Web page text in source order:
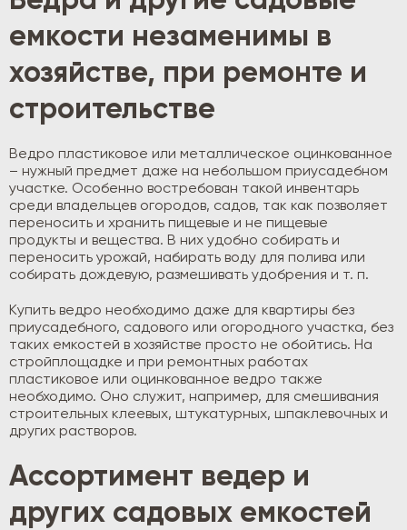
емкости незаменимы в
хозяйстве, при ремонте и
строительстве
Ведро пластиковое или металлическое оцинкованное
– нужный предмет даже на небольшом приусадебном
участке. Особенно востребован такой инвентарь
среди владельцев огородов, садов, так как позволяет
переносить и хранить пищевые и не пищевые
продукты и вещества. В них удобно собирать и
переносить урожай, набирать воду для полива или
собирать дождевую, размешивать удобрения и т. п.
Купить ведро необходимо даже для квартиры без
приусадебного, садового или огородного участка, без
таких емкостей в хозяйстве просто не обойтись. На
стройплощадке и при ремонтных работах
пластиковое или оцинкованное ведро также
необходимо. Оно служит, например, для смешивания
строительных клеевых, штукатурных, шпаклевочных и
других растворов.
Ассортимент ведер и
других садовых емкостей